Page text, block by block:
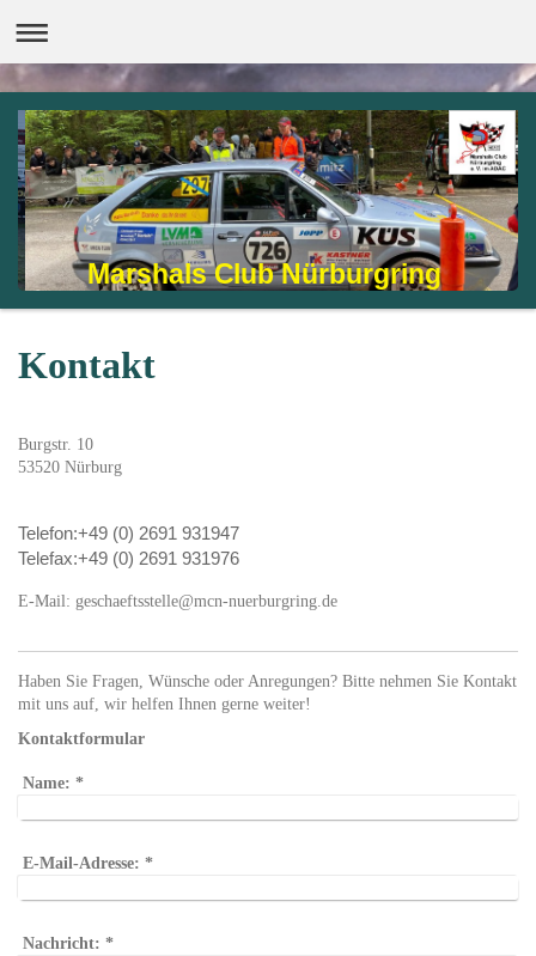
Marshals Club Nürburgring
Kontakt
Burgstr. 10
53520 Nürburg
Telefon:+49 (0) 2691 931947
Telefax:+49 (0) 2691 931976
E-Mail: geschaeftsstelle@mcn-nuerburgring.de
Haben Sie Fragen, Wünsche oder Anregungen? Bitte nehmen Sie Kontakt
mit uns auf, wir helfen Ihnen gerne weiter!
Kontaktformular
Name: *
E-Mail-Adresse: *
Nachricht: *